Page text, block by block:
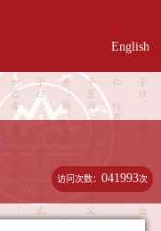
English
访问次数：041993次